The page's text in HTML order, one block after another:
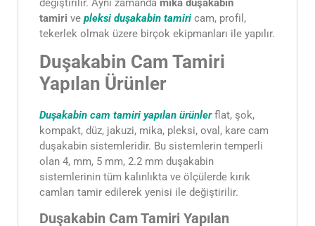
değiştirilir. Aynı zamanda mika duşakabin
tamiri ve pleksi duşakabin tamiri cam, profil,
tekerlek olmak üzere birçok ekipmanları ile yapılır.
Duşakabin Cam Tamiri
Yapılan Ürünler
Duşakabin cam tamiri yapılan ürünlerflat, şok,
kompakt, düz, jakuzi, mika, pleksi, oval, kare cam
duşakabin sistemleridir. Bu sistemlerin temperli
olan 4, mm, 5 mm, 2.2 mm duşakabin
sistemlerinin tüm kalınlıkta ve ölçülerde kırık
camları tamir edilerek yenisi ile değiştirilir.
Duşakabin Cam Tamiri Yapılan